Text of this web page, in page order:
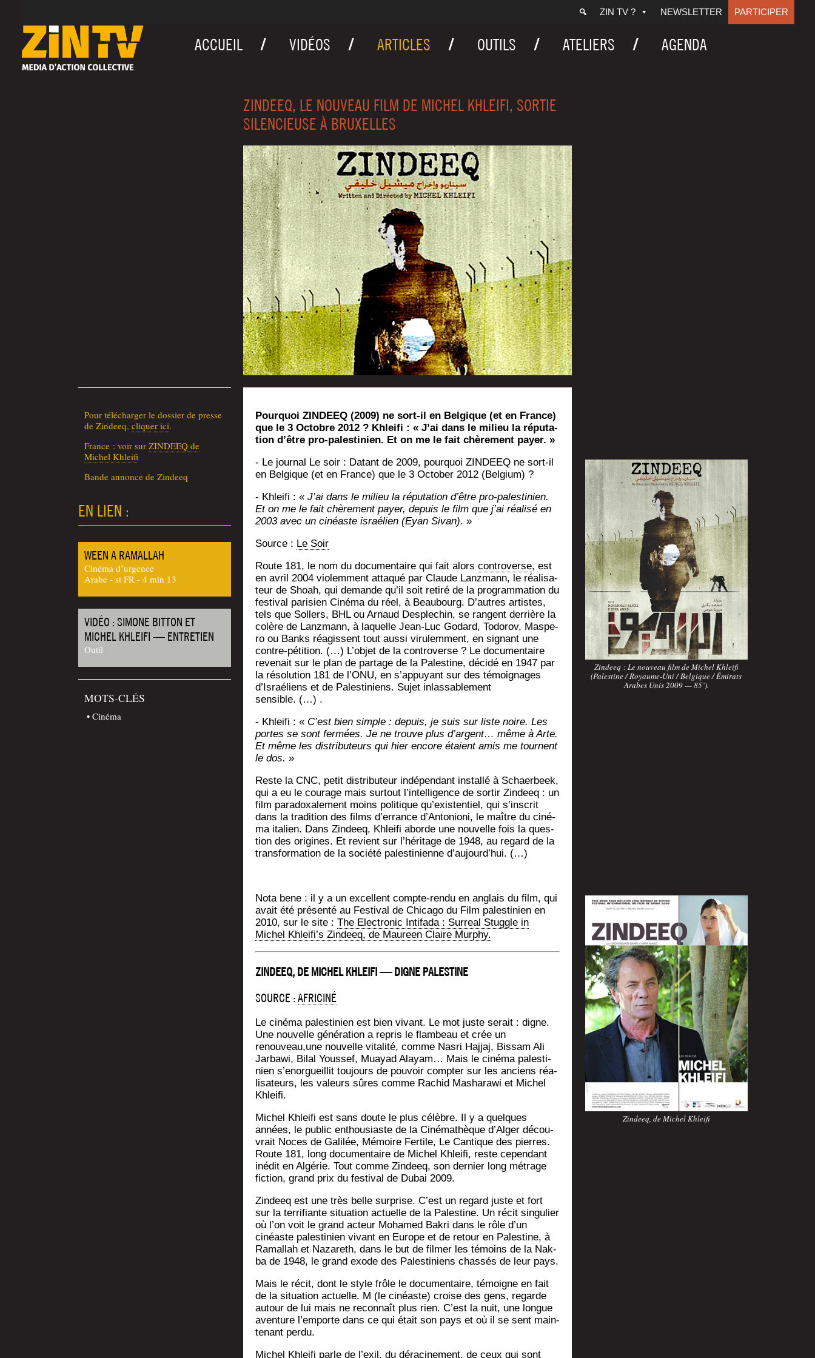
ZIN TV ? NEWSLETTER PARTICIPER
ACCUEIL VIDÉOS ARTICLES OUTILS ATELIERS AGENDA
ZINDEEQ, LE NOUVEAU FILM DE MICHEL KHLEIFI, SORTIE
SILENCIEUSE À BRUXELLES
Pour télé­char­ger le dos­sier de presse
de Zin­deeq,cli­quer ici.
France : voir surZINDEEQ de
Michel Khleifi
Bande annonce de Zindeeq
EN LIEN :
WEEN A RAMALLAH
Cinéma d’urgence
Arabe - st FR - 4 min 13
VIDÉO : SIMONE BITTON ET
MICHEL KHLEIFI — ENTRETIEN
Outil
MOTS-CLÉS
Cinéma
Pour­quoi ZINDEEQ (2009) ne sort-il en Bel­gique (et en France)
que le 3 Octobre 2012 ? Khlei­fi : « J’ai dans le milieu la répu­ta­
tion d’être pro-pales­ti­nien. Et on me le fait chè­re­ment payer. »
Zin­deeq : Le nou­veau film de Michel Khlei­fi
(Pales­tine / Royaume-Uni / Bel­gique / Émi­rats
Arabes Unis 2009 — 85’).
- Le jour­nal Le soir : Datant de 2009, pour­quoi ZINDEEQ ne sort-il
en Bel­gique (et en France) que le 3 Octo­ber 2012 (Bel­gium) ?
- Khlei­fi : « J’ai dans le milieu la répu­ta­tion d’être pro-pales­ti­nien.
Et on me le fait chè­re­ment payer, depuis le film que j’ai réa­li­sé en
2003 avec un cinéaste israé­lien (Eyan Sivan). »
Source : Le Soir
Route 181, le nom du docu­men­taire qui fait alors contro­verse, est
en avril 2004 vio­lem­ment atta­qué par Claude Lanz­mann, le réa­li­sa­
teur de Shoah, qui demande qu’il soit reti­ré de la pro­gram­ma­tion du
fes­ti­val pari­sien Ciné­ma du réel, à Beau­bourg. D’autres artistes,
tels que Sol­lers, BHL ou Arnaud Des­ple­chin, se rangent der­rière la
colère de Lanz­mann, à laquelle Jean-Luc Godard, Todo­rov, Mas­pe­
ro ou Banks réagissent tout aus­si viru­lem­ment, en signant une
contre-péti­tion. (…) L’objet de la contro­verse ? Le docu­men­taire
reve­nait sur le plan de par­tage de la Pales­tine, déci­dé en 1947 par
la réso­lu­tion 181 de l’ONU, en s’appuyant sur des témoi­gnages
d’Israéliens et de Pales­ti­niens. Sujet inlas­sa­ble­ment
sensible. (…) .
- Khlei­fi : « C’est bien simple : depuis, je suis sur liste noire. Les
portes se sont fer­mées. Je ne trouve plus d’argent… même à Arte.
Et même les dis­tri­bu­teurs qui hier encore étaient amis me tournent
le dos. »
Reste la CNC, petit dis­tri­bu­teur indé­pen­dant ins­tal­lé à Schaer­beek,
qui a eu le cou­rage mais sur­tout l’intelligence de sor­tir Zin­deeq : un
film para­doxa­le­ment moins poli­tique qu’existentiel, qui s’inscrit
dans la tra­di­tion des films d’errance d’Antonioni, le maître du ciné­
ma ita­lien. Dans Zin­deeq, Khlei­fi aborde une nou­velle fois la ques­
tion des ori­gines. Et revient sur l’héritage de 1948, au regard de la
trans­for­ma­tion de la socié­té pales­ti­nienne d’aujourd’hui. (…)
Zin­deeq, de Michel Khleifi
Nota bene : il y a un excellent compte-ren­du en anglais du film, qui
avait été pré­sen­té au Fes­ti­val de Chi­ca­go du Film pales­ti­nien en
2010, sur le site : The Elec­tro­nic Inti­fa­da : Sur­real Stuggle in
Michel Khleifi’s Zin­deeq, de Mau­reen Claire Murphy.
ZINDEEQ, DE MICHEL KHLEIFI — DIGNE PALESTINE
SOURCE : AFRI­CI­NÉ
Le ciné­ma pales­ti­nien est bien vivant. Le mot juste serait : digne.
Une nou­velle géné­ra­tion a repris le flam­beau et crée un
renouveau,une nou­velle vita­li­té, comme Nas­ri Haj­jaj, Bis­sam Ali
Jar­ba­wi, Bilal Yous­sef, Muayad Alayam… Mais le ciné­ma pales­ti­
nien s’e­nor­gueillit tou­jours de pou­voir comp­ter sur les anciens réa­
li­sa­teurs, les valeurs sûres comme Rachid Masha­ra­wi et Michel
Khleifi.
Michel Khlei­fi est sans doute le plus célèbre. Il y a quelques
années, le public enthou­siaste de la Ciné­ma­thèque d’Al­ger décou­
vrait Noces de Gali­lée, Mémoire Fer­tile, Le Can­tique des pierres.
Route 181, long docu­men­taire de Michel Khlei­fi, reste cepen­dant
inédit en Algé­rie. Tout comme Zin­deeq, son der­nier long métrage
fic­tion, grand prix du fes­ti­val de Dubai 2009.
Zin­deeq est une très belle sur­prise. C’est un regard juste et fort
sur la ter­ri­fiante situa­tion actuelle de la Pales­tine. Un récit sin­gu­lier
où l’on voit le grand acteur Moha­med Bakri dans le rôle d’un
cinéaste pales­ti­nien vivant en Europe et de retour en Pales­tine, à
Ramal­lah et Naza­reth, dans le but de fil­mer les témoins de la Nak­
ba de 1948, le grand exode des Pales­ti­niens chas­sés de leur pays.
Mais le récit, dont le style frôle le docu­men­taire, témoigne en fait
de la situa­tion actuelle. M (le cinéaste) croise des gens, regarde
autour de lui mais ne recon­naît plus rien. C’est la nuit, une longue
aven­ture l’emporte dans ce qui était son pays et où il se sent main­
te­nant perdu.
Michel Khlei­fi parle de l’exil, du déra­ci­ne­ment, de ceux qui sont